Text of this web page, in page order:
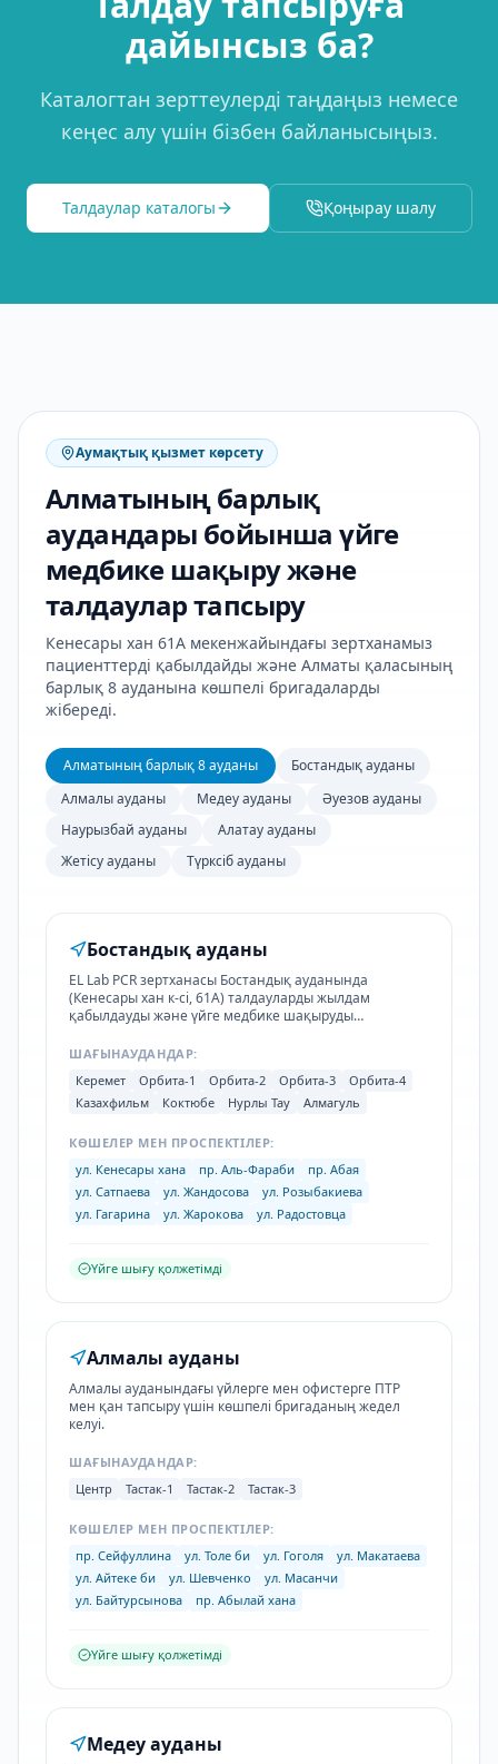
дайынсыз ба?
Каталогтан зерттеулерді таңдаңыз немесе
кеңес алу үшін бізбен байланысыңыз.
Талдаулар каталогы Қоңырау шалу
Аумақтық қызмет көрсету
Алматының барлық
аудандары бойынша үйге
медбике шақыру және
талдаулар тапсыру
Кенесары хан 61А мекенжайындағы зертханамыз
пациенттерді қабылдайды және Алматы қаласының
барлық 8 ауданына көшпелі бригадаларды
жібереді.
Алматының барлық 8 ауданы
Бостандық ауданы
Алмалы ауданы
Медеу ауданы
Әуезов ауданы
Наурызбай ауданы
Алатау ауданы
Жетісу ауданы
Түрксіб ауданы
Бостандық ауданы
EL Lab PCR зертханасы Бостандық ауданында
(Кенесары хан к-сі, 61А) талдауларды жылдам
қабылдауды және үйге медбике шақыруды
ШАҒЫНАУДАНДАР:
Керемет
Орбита-1 Орбита-2 Орбита-3
Орбита-4
Казахфильм
Коктюбе Нурлы Тау Алмагуль
КӨШЕЛЕР МЕН ПРОСПЕКТІЛЕР:
ул. Кенесары хана
пр. Аль-Фараби
пр. Абая
ул. Сатпаева
ул. Жандосова
ул. Розыбакиева
ул. Гагарина
ул. Жарокова ул. Радостовца
Үйге шығу қолжетімді
Алмалы ауданы
Алмалы ауданындағы үйлерге мен офистерге ПТР
мен қан тапсыру үшін көшпелі бригаданың жедел
келуі.
ШАҒЫНАУДАНДАР:
Центр
Тастак-1 Тастак-2 Тастак-3
КӨШЕЛЕР МЕН ПРОСПЕКТІЛЕР:
пр. Сейфуллина
ул. Толе би ул. Гоголя
ул. Макатаева
ул. Айтеке би
ул. Шевченко
ул. Масанчи
ул. Байтурсынова
пр. Абылай хана
Үйге шығу қолжетімді
Медеу ауданы